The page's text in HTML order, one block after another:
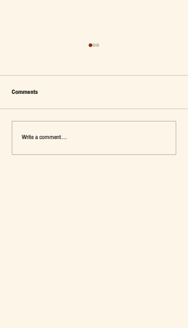
เมื่อ Self-concept ถูกเติมเต็ม Fashion อาจ
จะไม่ใช่คำตอบ
Comments
Write a comment...